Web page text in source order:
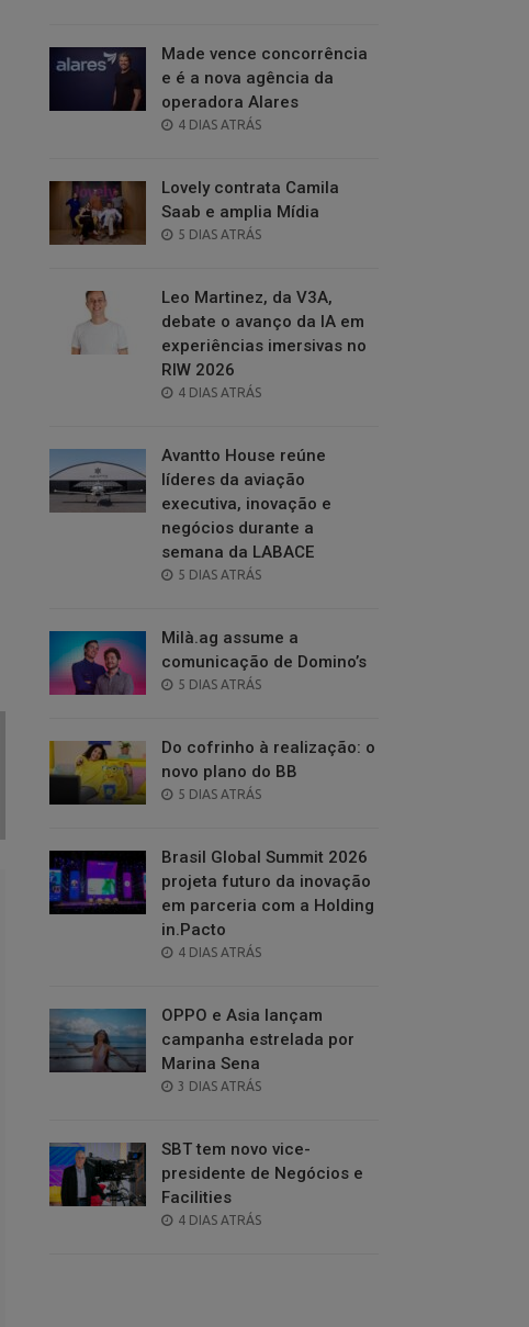
Made vence concorrência
e é a nova agência da
operadora Alares
POSTED
4 DIAS ATRÁS
Lovely contrata Camila
Saab e amplia Mídia
POSTED
5 DIAS ATRÁS
Leo Martinez, da V3A,
debate o avanço da IA em
experiências imersivas no
RIW 2026
POSTED
4 DIAS ATRÁS
Avantto House reúne
líderes da aviação
executiva, inovação e
negócios durante a
semana da LABACE
POSTED
5 DIAS ATRÁS
Milà.ag assume a
comunicação de Domino’s
POSTED
5 DIAS ATRÁS
Do cofrinho à realização: o
novo plano do BB
POSTED
5 DIAS ATRÁS
Brasil Global Summit 2026
projeta futuro da inovação
em parceria com a Holding
in.Pacto
POSTED
4 DIAS ATRÁS
OPPO e Asia lançam
campanha estrelada por
Marina Sena
POSTED
3 DIAS ATRÁS
SBT tem novo vice-
presidente de Negócios e
Facilities
POSTED
4 DIAS ATRÁS